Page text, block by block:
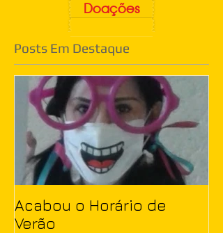
Doações
Posts Em Destaque
Acabou o Horário de
Verão